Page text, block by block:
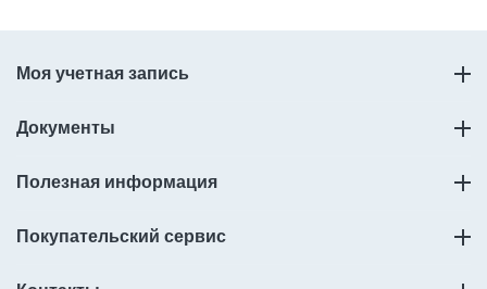
Моя учетная запись
Документы
Полезная информация
Покупательский сервис